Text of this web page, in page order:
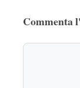
Commenta